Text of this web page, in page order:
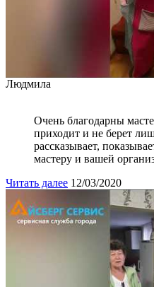
Людмила
Очень благодарны
приходит и не берет
рассказывает,
мастеру и вашей
Читать далее 12/03/2020